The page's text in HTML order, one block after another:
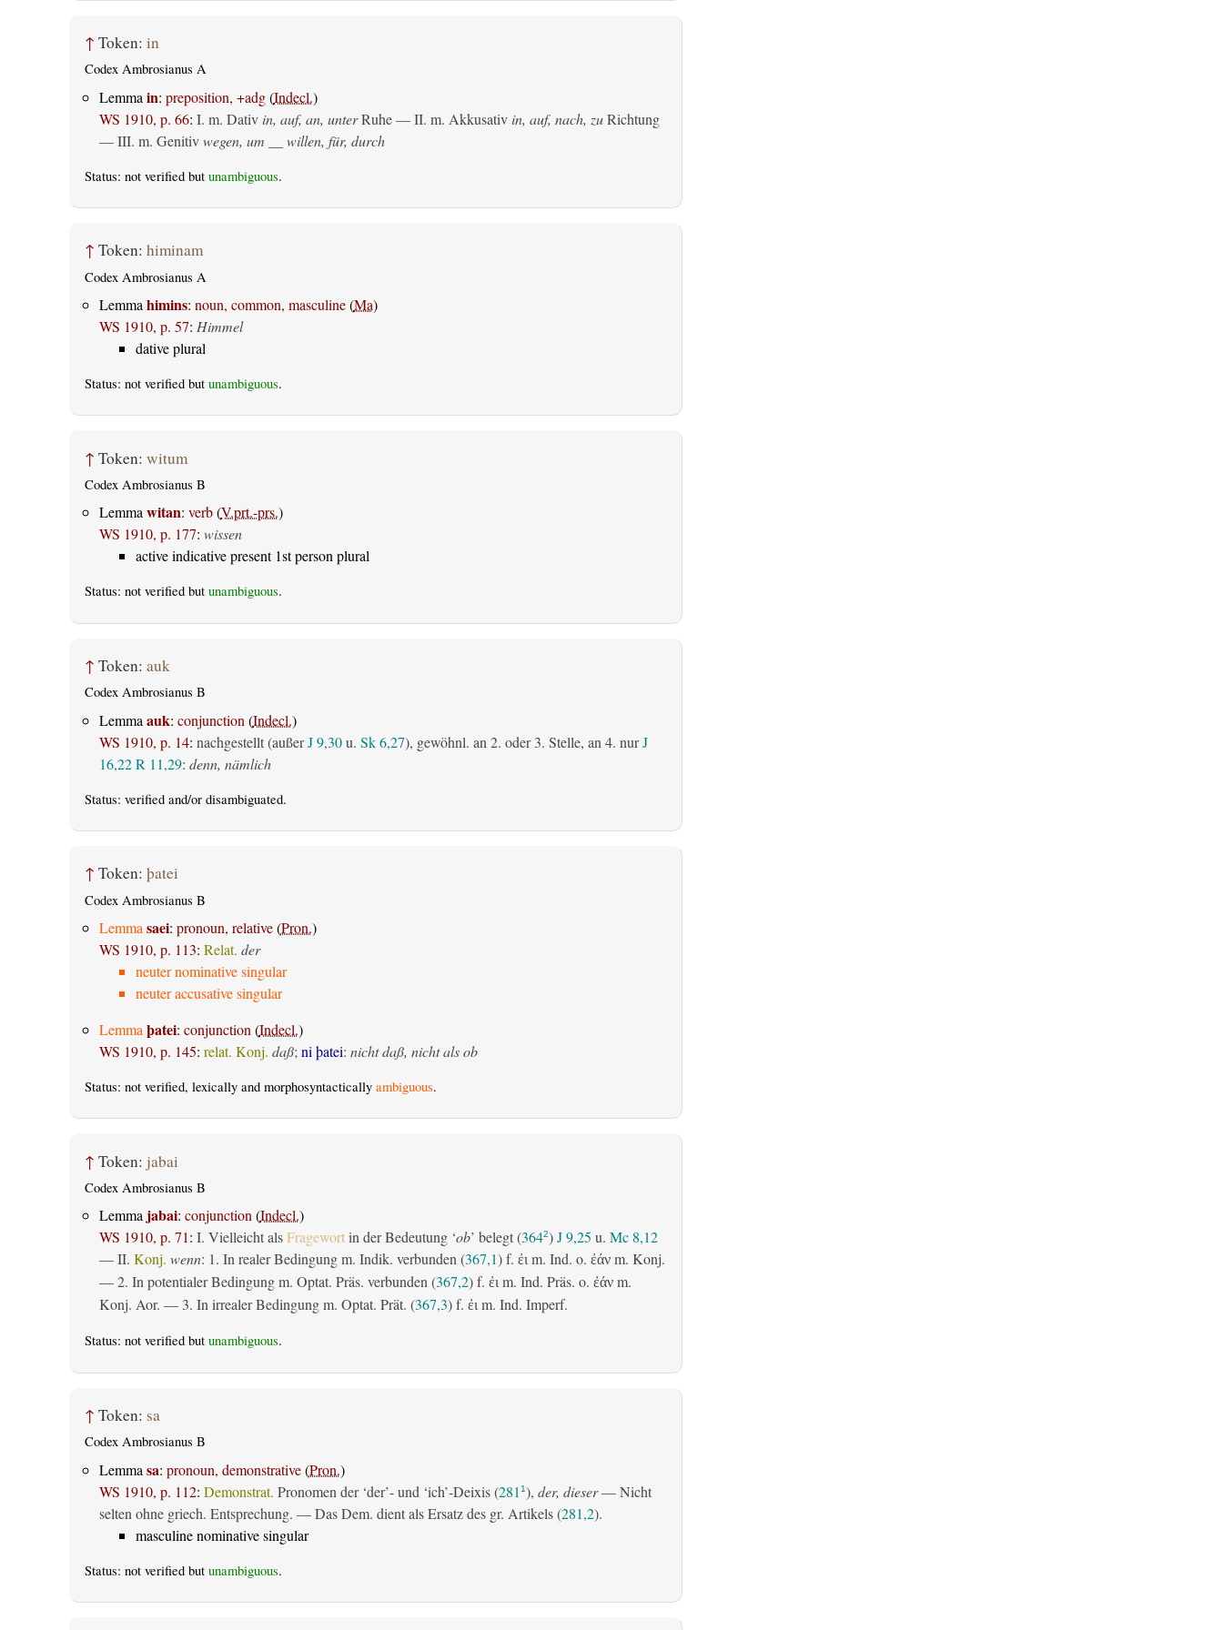
↑ Token: in
Codex Ambrosianus A
Lemma in: preposition, +adg(Indecl.)
WS 1910, p. 66: I. m. Dativ in, auf, an, unterRuhe — II. m. Akkusativ in, auf, nach, zuRichtung
— III. m. Genitiv wegen, um __ willen, für, durch
Status: not verified but unambiguous.
↑ Token: himinam
Codex Ambrosianus A
Lemma himins: noun, common, masculine(Ma)
WS 1910, p. 57: Himmel
dative plural
Status: not verified but unambiguous.
↑ Token: witum
Codex Ambrosianus B
Lemmawitan: verb(V.prt.-prs.)
WS 1910, p. 177: wissen
active indicative present 1st person plural
Status: not verified but unambiguous.
↑ Token: auk
Codex Ambrosianus B
Lemma auk: conjunction (Indecl.)
WS 1910, p. 14: nachgestellt (außerJ 9,30u. Sk 6,27), gewöhnl. an 2. oder 3. Stelle, an 4. nurJ
16,22 R 11,29: denn, nämlich
Status: verifiedand/or disambiguated.
↑ Token: þatei
Codex Ambrosianus B
Lemma saei: pronoun, relative(Pron.)
WS 1910, p. 113: Relat. der
neuter nominative singular
neuter accusative singular
Lemma þatei: conjunction (Indecl.)
WS 1910, p. 145: relat. Konj. daß; ni þatei: nicht daß, nicht als ob
Status: not verified, lexically and morphosyntactically ambiguous.
↑ Token: jabai
Codex Ambrosianus B
Lemma jabai: conjunction(Indecl.)
WS 1910, p. 71: I. Vielleicht alsFragewortin der Bedeutung ‘ob’ belegt (3642)J 9,25 u. Mc 8,12
— II. Konj. wenn: 1. In realer Bedingung m. Indik. verbunden (367,1) f. ἐιm. Ind. o. ἐάνm. Konj.
— 2. In potentialer Bedingung m. Optat. Präs. verbunden (367,2) f. ἐιm. Ind. Präs. o. ἐάνm.
Konj. Aor. — 3. In irrealer Bedingung m. Optat. Prät. (367,3) f. ἐιm. Ind. Imperf.
Status: not verified but unambiguous.
↑ Token: sa
Codex Ambrosianus B
Lemma sa: pronoun, demonstrative(Pron.)
WS 1910, p. 112: Demonstrat. Pronomen der ‘der’- und ‘ich’-Deixis (281 1), der, dieser— Nicht
selten ohne griech. Entsprechung. — Das Dem. dient als Ersatz des gr. Artikels (281,2).
masculine nominative singular
Status: not verified but unambiguous.